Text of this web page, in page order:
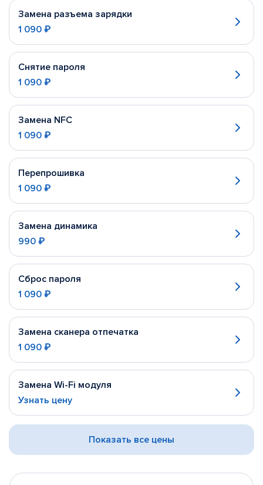
Замена разъема зарядки
1 090 ₽
Снятие пароля
1 090 ₽
Замена NFC
1 090 ₽
Перепрошивка
1 090 ₽
Замена динамика
990 ₽
Сброс пароля
1 090 ₽
Замена сканера отпечатка
1 090 ₽
Замена Wi-Fi модуля
Узнать цену
Показать все цены